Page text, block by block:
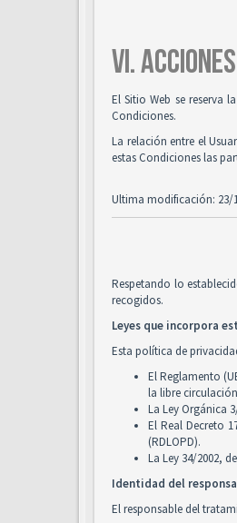
VI.
El Sitio Web se reserva
Condiciones.
La relación entre el
estas Condiciones las
Ultima modificación: 23/
Respetando lo
recogidos.
Leyes que incorpora
Esta política de
El Reglamento
la libre
La Ley Orgánica
El Real Decreto
(RDLOPD).
La Ley 34/2002,
Identidad del
El responsable del